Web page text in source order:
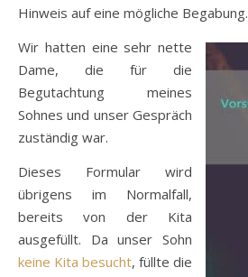
Hinweis auf eine mögliche Begabung.
Wir hatten eine sehr nette
Dame, die für die
Begutachtung meines
Sohnes und unser Gespräch
zuständig war.
Dieses Formular wird
übrigens im Normalfall,
bereits von der Kita
ausgefüllt. Da unser Sohn
keine Kita besucht, füllte die